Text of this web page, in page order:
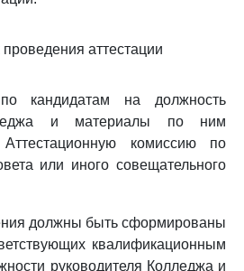
проведения аттестации
кандидатам на должность
и материалы по ним
комиссию по
или иного совещательного
должны быть сформированы
квалификационным
руководителя Колледжа и